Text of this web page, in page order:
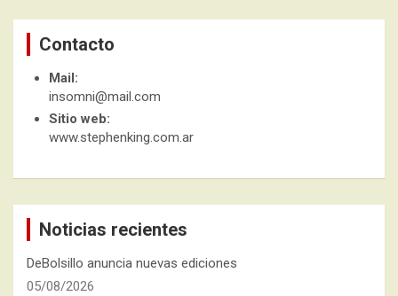
Contacto
Mail:
insomni@mail.com
Sitio web:
www.stephenking.com.ar
Noticias recientes
DeBolsillo anuncia nuevas ediciones
05/08/2026